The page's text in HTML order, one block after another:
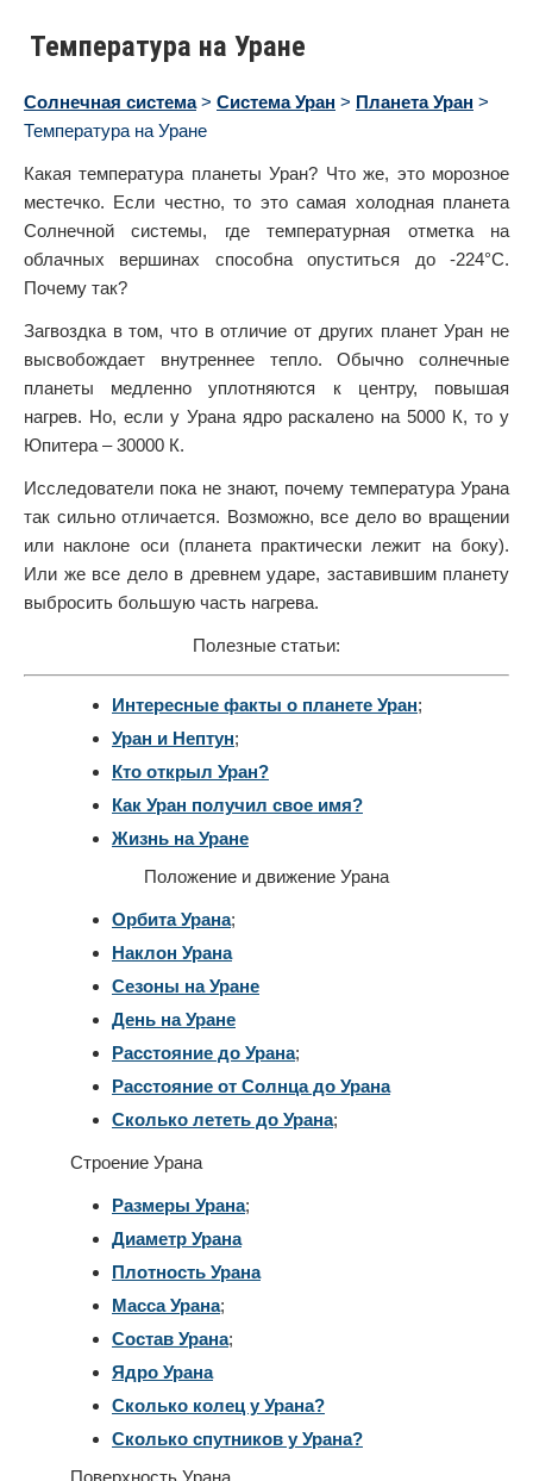
Температура на Уране
Солнечная система> Система Уран > Планета Уран >
Температура на Уране
Какая температура планеты Уран? Что же, это морозное
местечко. Если честно, то это самая холодная планета
Солнечной системы, где температурная отметка на
облачных вершинах способна опуститься до -224°C.
Почему так?
Загвоздка в том, что в отличие от других планет Уран не
высвобождает внутреннее тепло. Обычно солнечные
планеты медленно уплотняются к центру, повышая
нагрев. Но, если у Урана ядро раскалено на 5000 К, то у
Юпитера – 30000 К.
Исследователи пока не знают, почему температура Урана
так сильно отличается. Возможно, все дело во вращении
или наклоне оси (планета практически лежит на боку).
Или же все дело в древнем ударе, заставившим планету
выбросить большую часть нагрева.
Полезные статьи:
Интересные факты о планете Уран;
Уран и Нептун;
Кто открыл Уран?
Как Уран получил свое имя?
Жизнь на Уране
Положение и движение Урана
Орбита Урана;
Наклон Урана
Сезоны на Уране
День на Уране
Расстояние до Урана;
Расстояние от Солнца до Урана
Сколько лететь до Урана;
Строение Урана
Размеры Урана;
Диаметр Урана
Плотность Урана
Масса Урана;
Состав Урана;
Ядро Урана
Сколько колец у Урана?
Сколько спутников у Урана?
Поверхность Урана